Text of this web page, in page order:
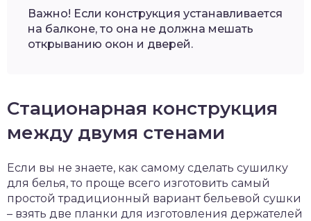
Важно! Если конструкция устанавливается
на балконе, то она не должна мешать
открыванию окон и дверей.
Стационарная конструкция
между двумя стенами
Если вы не знаете, как самому сделать сушилку
для белья, то проще всего изготовить самый
простой традиционный вариант бельевой сушки
– взять две планки для изготовления держателей